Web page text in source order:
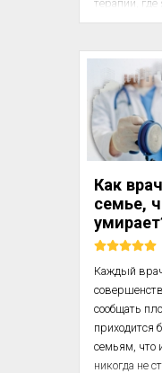
терапии,
что там
мама
приму я или
несмотря на
позволяет
уже через
помощ...
Как
семье,
Каждый
сообщать
приходится
семьям, что
никогда не